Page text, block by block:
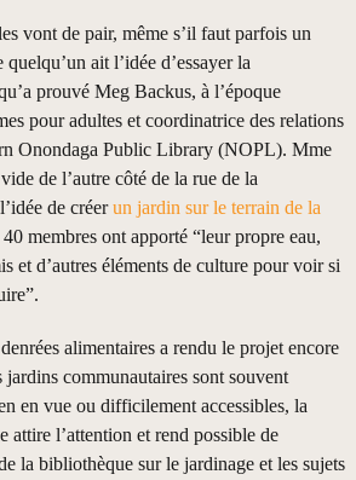
vont de pair, même s’il faut parfois un
ait l’idée d’essayer la
prouvé Meg Backus, à l’époque
pour adultes et coordinatrice des relations
Onondaga Public Library (NOPL). Mme
de l’autre côté de la rue de la
de créerun jardin sur le terrain de la
membres ont apporté “leur propre eau,
et d’autres éléments de culture pour voir si
alimentaires a rendu le projet encore
communautaires sont souvent
en vue ou difficilement accessibles, la
attire l’attention et rend possible de
la bibliothèque sur le jardinage et les sujets